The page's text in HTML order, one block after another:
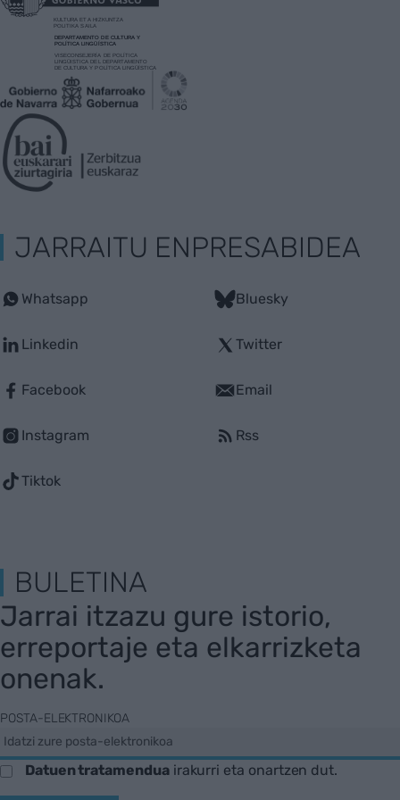
JARRAITU ENPRESABIDEA
Whatsapp
Linkedin
Facebook
Instagram
Tiktok
Bluesky
Twitter
Email
Rss
BULETINA
Jarrai itzazu gure istorio,
erreportaje eta elkarrizketa
onenak.
POSTA-ELEKTRONIKOA
Datuen tratamenduairakurri eta onartzen dut.